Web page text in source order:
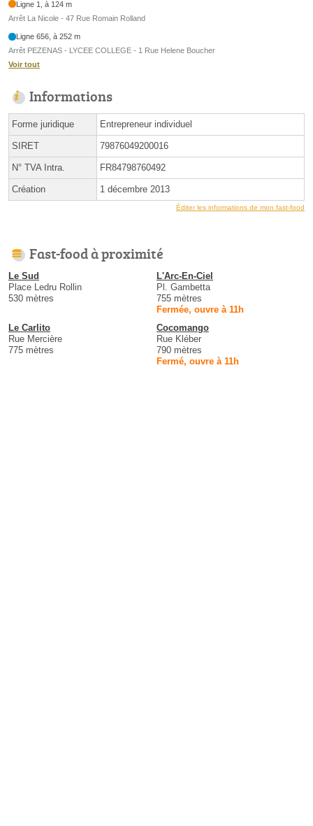
Ligne 1, à 124 m
Arrêt La Nicole - 47 Rue Romain Rolland
Ligne 656, à 252 m
Arrêt PEZENAS - LYCEE COLLEGE - 1 Rue Helene Boucher
Voir tout
Informations
Forme juridique Entrepreneur individuel
SIRET 79876049200016
N° TVA Intra. FR84798760492
Création 1 décembre 2013
Éditer les informations de mon fast-food
Fast-food à proximité
Le Sud
Place Ledru Rollin
530 mètres
L'Arc-En-Ciel
Pl. Gambetta
755 mètres
Fermée, ouvre à 11h
Le Carlito
Rue Mercière
775 mètres
Cocomango
Rue Kléber
790 mètres
Fermé, ouvre à 11h